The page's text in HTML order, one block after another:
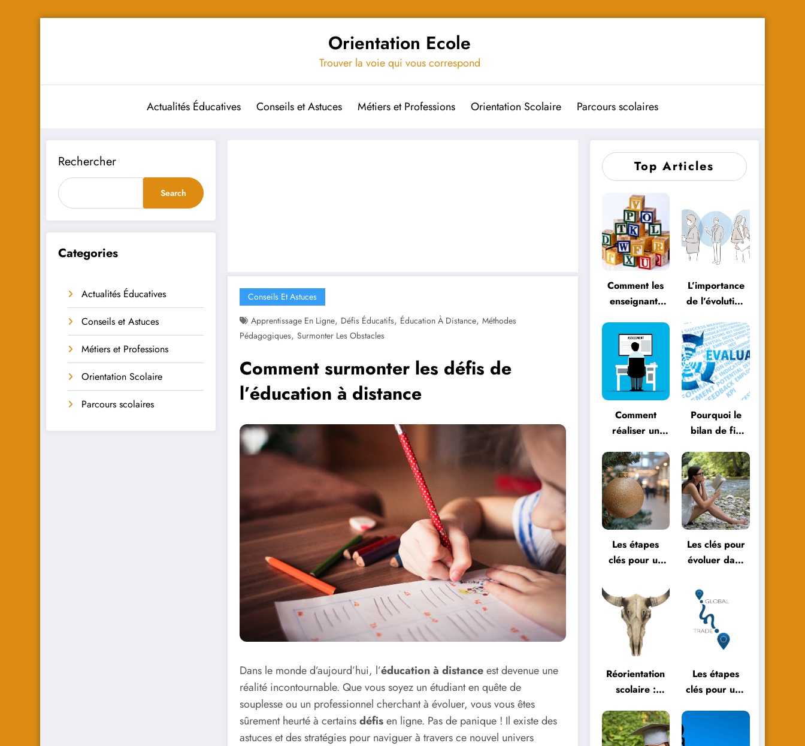
Orientation Ecole
Trouver la voie qui vous correspond
Actualités Éducatives Conseils et Astuces Métiers et Professions Orientation Scolaire Parcours scolaires
Rechercher
Search
Categories
Actualités Éducatives
Conseils et Astuces
Métiers et Professions
Orientation Scolaire
Parcours scolaires
Conseils Et Astuces
Apprentissage En Ligne, Défis Éducatifs, Éducation À Distance, Méthodes
Pédagogiques, Surmonter Les Obstacles
Comment surmonter les défis de
l’éducation à distance
Dans le monde d’aujourd’hui, l’éducation à distanceest devenue une
réalité incontournable. Que vous soyez un étudiant en quête de
souplesse ou un professionnel cherchant à évoluer, vous vous êtes
sûrement heurté à certainsdéfisen ligne. Pas de panique ! Il existe des
astuces et des stratégies pour naviguer à travers ce nouvel univers
Top Articles
Comment les
enseignants
évoluer avec
les
méthodologies
éducatives
L’importance
de l’évolution
dans le
parcours
éducatif
Comment
réaliser un
d’année
efficace ?
Pourquoi le
bilan de fin
essentiel pour
votre
entreprise ?
Les étapes
clés pour un
d’année réussi
Les clés pour
évoluer dans
moderne
Réorientation
scolaire :
et parcours
inspirants
Les étapes
clés pour une